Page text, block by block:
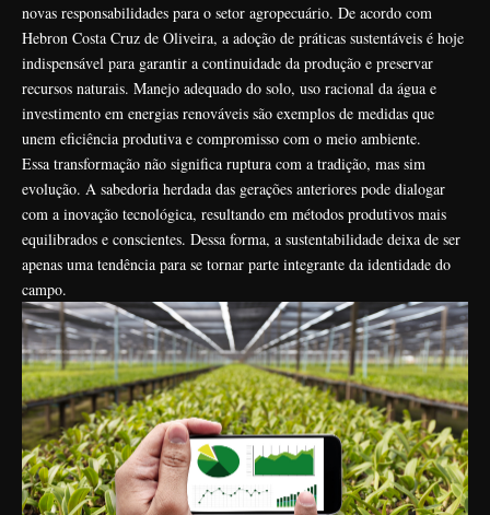
novas responsabilidades para o setor agropecuário. De acordo com
Hebron Costa Cruz de Oliveira, a adoção de práticas sustentáveis é hoje
indispensável para garantir a continuidade da produção e preservar
recursos naturais. Manejo adequado do solo, uso racional da água e
investimento em energias renováveis são exemplos de medidas que
unem eficiência produtiva e compromisso com o meio ambiente.
Essa transformação não significa ruptura com a tradição, mas sim
evolução. A sabedoria herdada das gerações anteriores pode dialogar
com a inovação tecnológica, resultando em métodos produtivos mais
equilibrados e conscientes. Dessa forma, a sustentabilidade deixa de ser
apenas uma tendência para se tornar parte integrante da identidade do
campo.